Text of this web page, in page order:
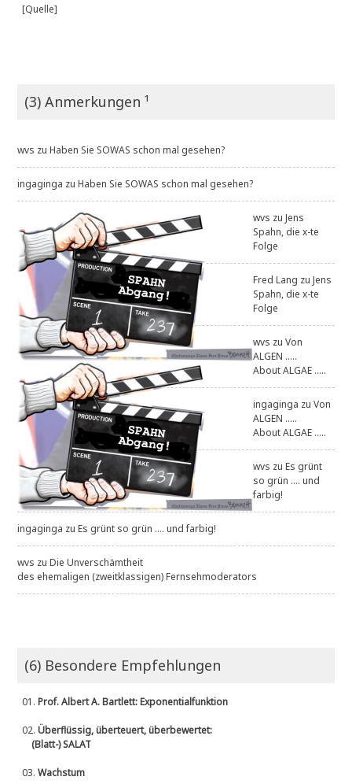
[Quelle]
(3) Anmerkungen ¹
wvs zuHaben Sie SOWAS schon mal gesehen?
ingaginga zuHaben Sie SOWAS schon mal gesehen?
wvs zuJens
Spahn, die x-te
Folge
Fred Lang zuJens
Spahn, die x-te
Folge
wvs zuVon
ALGEN .....
About ALGAE .....
ingaginga zuVon
ALGEN .....
About ALGAE .....
wvs zuEs grünt
so grün .... und
farbig!
ingaginga zuEs grünt so grün .... und farbig!
wvs zuDie Unverschämtheit
des ehemaligen (zweitklassigen) Fernsehmoderators
(6) Besondere Empfehlungen
01.Prof. Albert A. Bartlett: Exponentialfunktion
02.Überflüssig, überteuert, überbewertet:
(Blatt-) SALAT
03.Wachstum